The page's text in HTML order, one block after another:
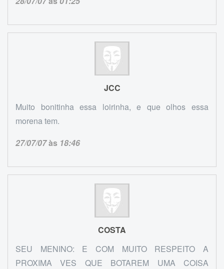
JCC
Muito bonitinha essa loirinha, e que olhos essa
morena tem.
27/07/07às 18:46
COSTA
SEU MENINO: E COM MUITO RESPEITO A
PROXIMA VES QUE BOTAREM UMA COISA